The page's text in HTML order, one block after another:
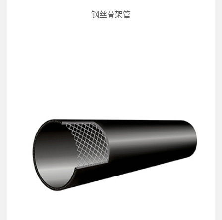
钢丝骨架管